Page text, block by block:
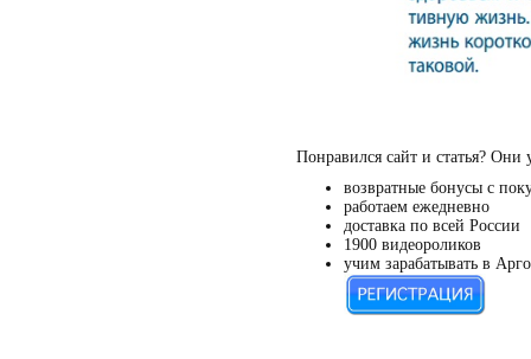
Понравился сайт и статья? Они
возвратные бонусы с
работаем ежедневно
доставка по всей России
1900 видеороликов
учим зарабатывать в Арго